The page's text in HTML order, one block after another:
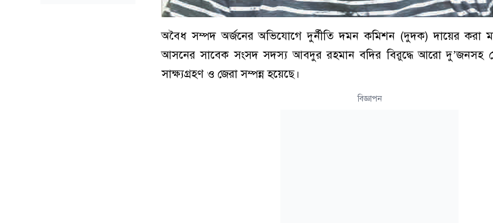
অবৈধ সম্পদ অর্জনের অভিযোগে দুর্নীতি দমন কমিশন (দুদক) দায়ের করা
আসনের সাবেক সংসদ সদস্য আবদুর রহমান বদির বিরুদ্ধে আরো দু’জনসহ
সাক্ষ্যগ্রহণ ও জেরা সম্পন্ন হয়েছে।
বিজ্ঞাপন